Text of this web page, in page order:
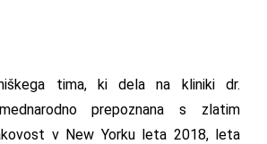
tima, ki dela na kliniki dr.
prepoznana s zlatim
v New Yorku leta 2018, leta